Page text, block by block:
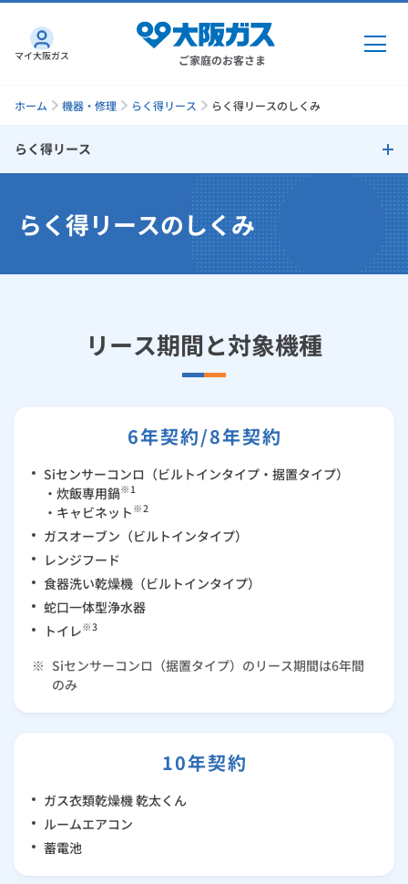
ご家庭のお客さま
ガス・電気 トップ
ガストップ
「大阪ガスの都市ガス」への切り替えについて
「大阪ガスの電気」が選ばれる理由
電気料金メニュー
お手続きから使用開始までの流れ
太陽光発電余剰電力買取サービス
まとめプラン紹介
ガスと電気の使用開始の申込
ガスと電気の 使用中止 の申込
インターネット
さすガねっとのメリット
工事・開通までの流れ
通信速度測定
機器・修理 トップ
ガスコンロ
ガス炊飯器
ガスオーブン
バス・洗面
ガス給湯器
ガス温水浴室暖房乾燥機
「カワック・ミストカワック」
乾太くん
リビング・空調
ガスファンヒーター
発電・省エネ
警報器・消火器
故障診断
エラーコード診断
取扱説明書を探す
お近くのガスのお店
定額サービス
らく得リース
らく得保証
ほっ得定額
くらしのサービス
くらしのサービストップ
リフォーム・リノベーション
リフォーム・リノベーション
住ミカタ・リフォーム
リノベーション「マイリノ」
安心・安全
住ミカタ・サービス
ホームセキュリティ
便利・おトク
スマイLINK
関西おでかけ納税
ハウスクリーニング
お手続き・サポート
お客さまサポート
お問い合わせ
ショールーム Daigasコラム
総合TOP 業務用・産業用のお客さま
マイ大阪ガス
ホーム 機器・修理 らく得リース らく得リースのしくみ
らく得リース
らく得リース対象商品一覧表（乾太くん）
らく得リース対象商品一覧表（蛇口一体型浄水器）
らく得リース対象商品一覧表（ガスコンロ）
らく得リース対象商品一覧表（レンジフード）
らく得リース対象商品一覧表（ガスオーブン）
らく得リース対象商品一覧表（ガス給湯器 暖ライフ）
らく得リース対象商品一覧表（蓄電池）
らく得リース対象商品一覧表（トイレ）
らく得リースのよくある質問
らく得リースのしくみ
リース期間と対象機種
6年契約/8年契約
Siセンサーコンロ（ビルトインタイプ・据置タイプ）
・炊飯専用鍋※1
・キャビネット ※2
ガスオーブン（ビルトインタイプ）
レンジフード
食器洗い乾燥機（ビルトインタイプ）
蛇口一体型浄水器
トイレ※3
※ Siセンサーコンロ（据置タイプ）のリース期間は6年間
のみ
10年契約
ガス衣類乾燥機 乾太くん
ルームエアコン
蓄電池